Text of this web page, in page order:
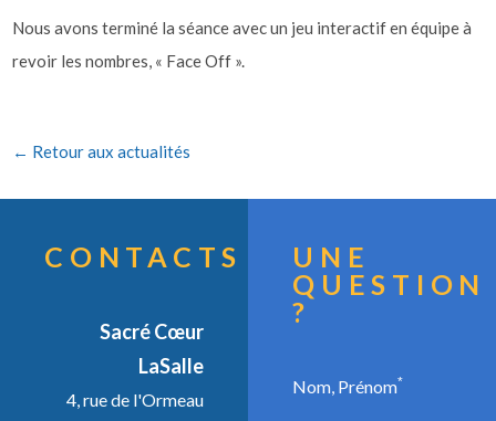
Nous avons terminé la séance avec un jeu interactif en équipe à
revoir les nombres, « Face Off ».
← Retour aux actualités
CONTACTS
Sacré Cœur
LaSalle
4, rue de l'Ormeau
UNE
QUESTION
?
Nom, Prénom*